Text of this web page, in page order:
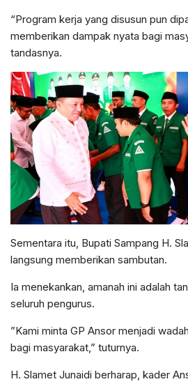
“Program kerja yang disusun pun
memberikan dampak nyata bagi
tandasnya.
​Sementara itu, Bupati Sampang H.
langsung memberikan sambutan.
Ia menekankan, amanah ini adalah
seluruh pengurus.
​”Kami minta GP Ansor menjadi
bagi masyarakat,” tuturnya.
H. Slamet Junaidi berharap, kader